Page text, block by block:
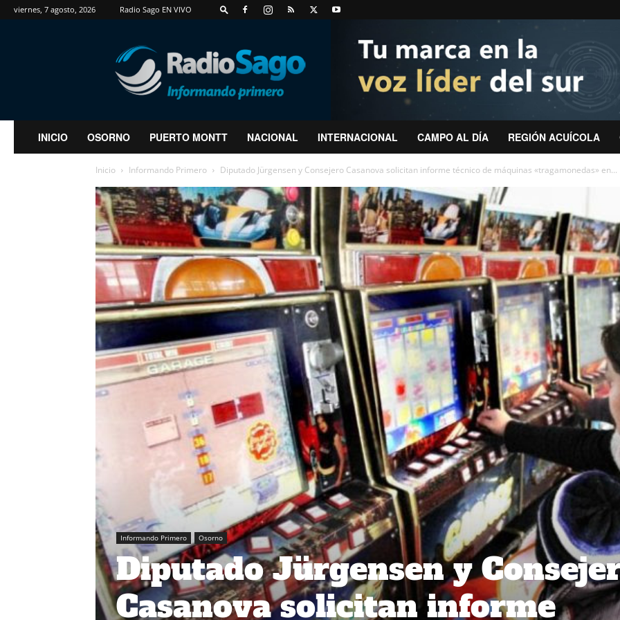
viernes, 7 agosto, 2026 Radio Sago EN VIVO
RadioSago
INICIO OSORNO PUERTO MONTT NACIONAL INTERNACIONAL CAMPO AL DÍA REGIÓN ACUÍCOLA
Inicio Informando Primero Diputado Jürgensen y Consejero Casanova solicitan informe técnico de máquinas «tragamonedas» en...
Informando Primero Osorno
Diputado Jürgensen y
Casanova solicitan informe